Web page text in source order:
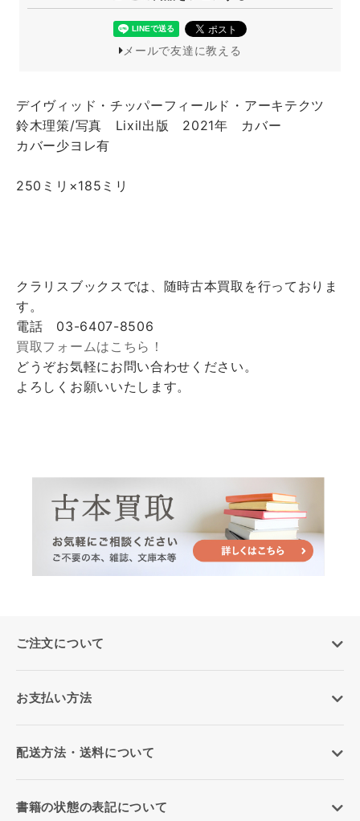
メールで友達に教える
デイヴィッド・チッパーフィールド・アーキテクツ
鈴木理策/写真 Lixil出版 2021年 カバー
カバー少ヨレ有
250ミリ×185ミリ
クラリスブックスでは、随時古本買取を行っておりま
す。
電話 03-6407-8506
買取フォームはこちら！
どうぞお気軽にお問い合わせください。
よろしくお願いいたします。
ご注文について
お支払い方法
配送方法・送料について
書籍の状態の表記について